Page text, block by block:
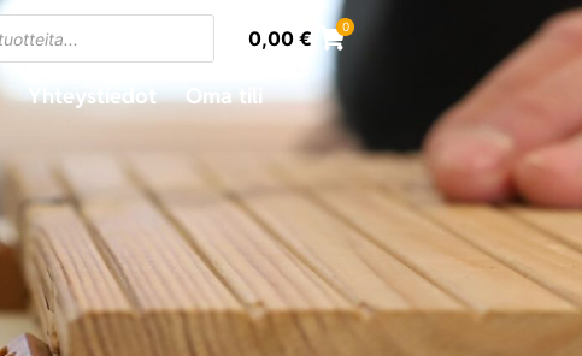
0,00€ 0
Yhteystiedot Oma tili